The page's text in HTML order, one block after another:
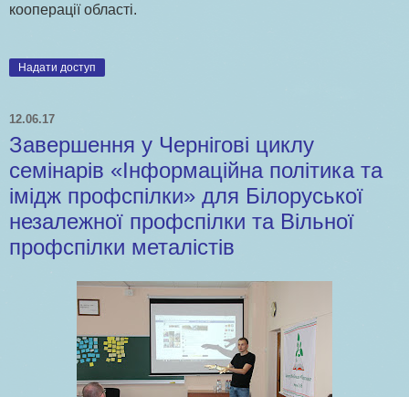
кооперації області.
Надати доступ
12.06.17
Завершення у Чернігові циклу
семінарів «Інформаційна політика та
імідж профспілки» для Білоруської
незалежної профспілки та Вільної
профспілки металістів